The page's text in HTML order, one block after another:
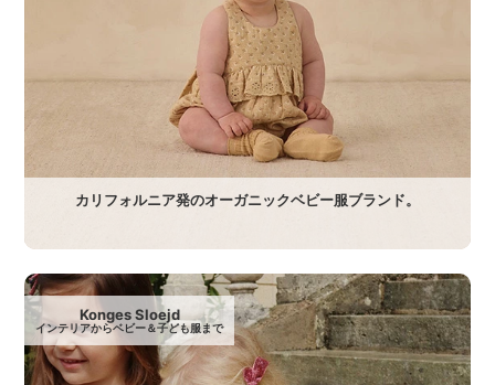
カリフォルニア発のオーガニックベビー服ブランド。
Konges Sloejd
インテリアからベビー＆子ども服まで